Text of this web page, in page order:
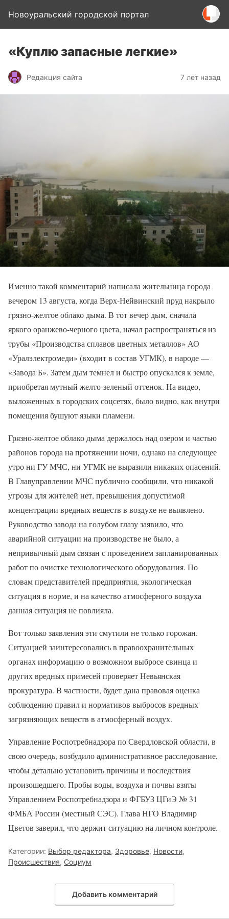
Новоуральский городской портал
«Куплю запасные легкие»
Редакция сайта 7 лет назад
Именно такой комментарий написала жительница города
вечером 13 августа, когда Верх-Нейвинский пруд накрыло
грязно-желтое облако дыма. В тот вечер дым, сначала
яркого оранжево-черного цвета, начал распространяться из
трубы «Производства сплавов цветных металлов» АО
«Уралэлектромеди» (входит в состав УГМК), в народе —
«Завода Б». Затем дым темнел и быстро опускался к земле,
приобретая мутный желто-зеленый оттенок. На видео,
выложенных в городских соцсетях, было видно, как внутри
помещения бушуют языки пламени.
Грязно-желтое облако дыма держалось над озером и частью
районов города на протяжении ночи, однако на следующее
утро ни ГУ МЧС, ни УГМК не выразили никаких опасений.
В Главуправлении МЧС публично сообщили, что никакой
угрозы для жителей нет, превышения допустимой
концентрации вредных веществ в воздухе не выявлено.
Руководство завода на голубом глазу заявило, что
аварийной ситуации на производстве не было, а
непривычный дым связан с проведением запланированных
работ по очистке технологического оборудования. По
словам представителей предприятия, экологическая
ситуация в норме, и на качество атмосферного воздуха
данная ситуация не повлияла.
Вот только заявления эти смутили не только горожан.
Ситуацией заинтересовались в правоохранительных
органах информацию о возможном выбросе свинца и
других вредных примесей проверяет Невьянская
прокуратура. В частности, будет дана правовая оценка
соблюдению правил и нормативов выбросов вредных
загрязняющих веществ в атмосферный воздух.
Управление Роспотребнадзора по Свердловской области, в
свою очередь, возбудило административное расследование,
чтобы детально установить причины и последствия
произошедшего. Пробы воды, воздуха и почвы взяты
Управлением Роспотребнадзора и ФГБУЗ ЦГиЭ № 31
ФМБА России (местный СЭС). Глава НГО Владимир
Цветов заверил, что держит ситуацию на личном контроле.
Категории: Выбор редактора, Здоровье, Новости,
Происшествия, Социум
Добавить комментарий